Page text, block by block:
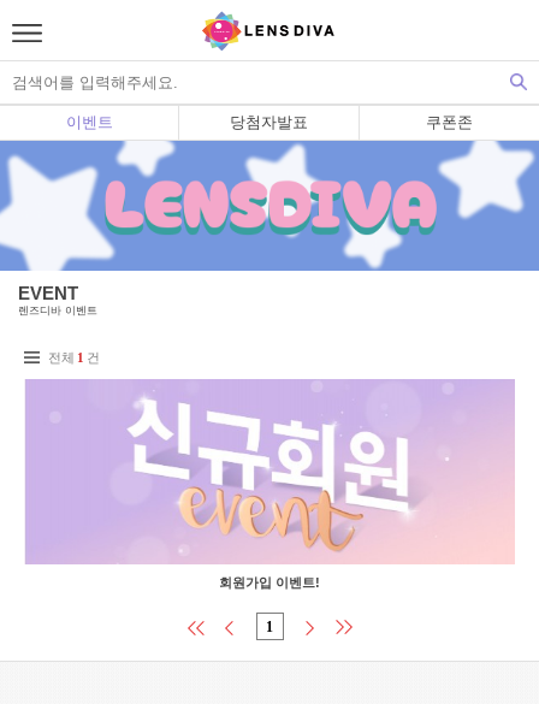
이벤트 당첨자발표 쿠폰존
EVENT
렌즈디바 이벤트
전체 1 건
회원가입 이벤트!
1